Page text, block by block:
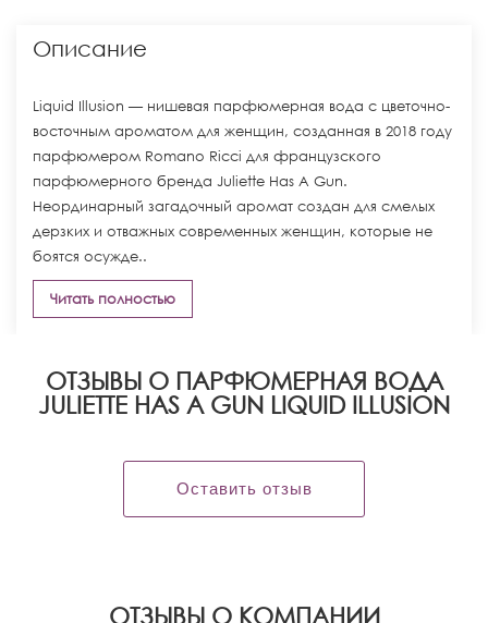
Описание
Liquid Illusion — нишевая парфюмерная вода с цветочно-
восточным ароматом для женщин, созданная в 2018 году
парфюмером Romano Ricci для французского
парфюмерного бренда Juliette Has A Gun.
Неординарный загадочный аромат создан для смелых
дерзких и отважных современных женщин, которые не
боятся осужде..
Читать полностью
ОТЗЫВЫ О ПАРФЮМЕРНАЯ ВОДА
JULIETTE HAS A GUN LIQUID ILLUSION
Оставить отзыв
OТЗЫВЫ О КОМПАНИИ